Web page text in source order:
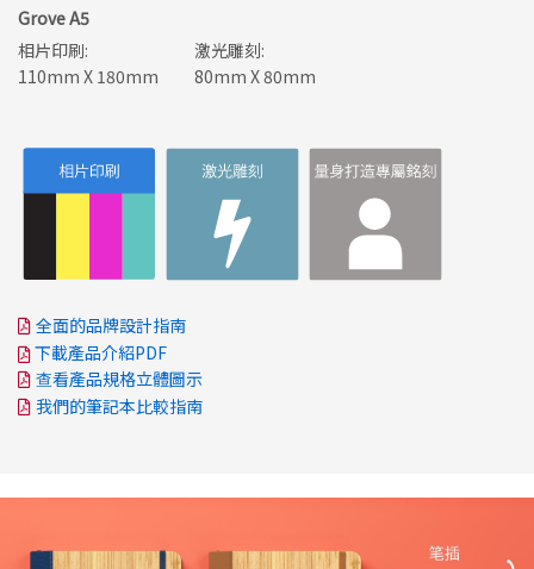
Grove A5
相片印刷:
110mm X 180mm
激光雕刻:
80mm X 80mm
全面的品牌設計指南
下載產品介紹PDF
查看產品規格立體圖示
我們的筆記本比較指南